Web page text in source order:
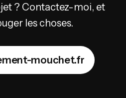
? Contactez-moi, et
les choses.
mouchet.fr